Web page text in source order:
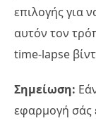
επιλογής για
αυτόν τον
time-lapse
Σημείωση:
εφαρμογή σάς